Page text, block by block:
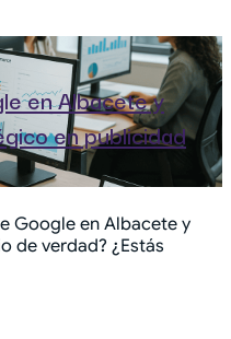
en Albacete y
en publicidad
Google en Albacete y
de verdad? ¿Estás